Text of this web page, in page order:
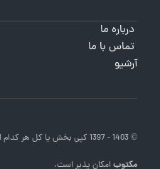
درباره ما
تماس با ما
آرشیو
© 1403 - 1397 کپی بخش یا کل هر کدام از مطالب
مکتوبامکان پذیر است.